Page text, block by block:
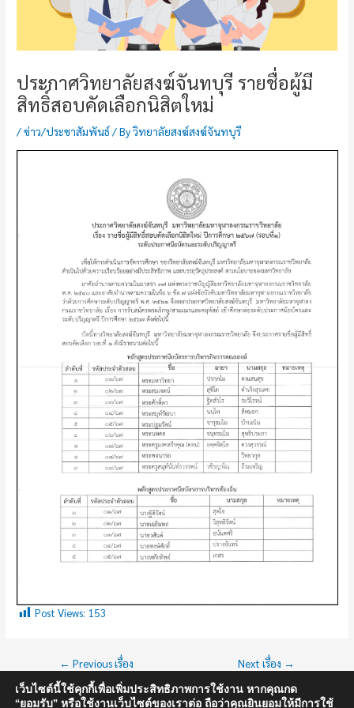
ประกาศวิทยาลัยสงฆ์จันทบุรี รายชื่อผู้มี
สิทธิ์สอบคัดเลือกนิสิตใหม่
/ข่าว/ประชาสัมพันธ์/ Byวิทยาลัยสงฆ์สงฆ์จันทบุรี
Post Views: 153
← Previous เรื่อง Next เรื่อง →
เว็บไซต์นี้ใช้คุกกี้เพื่อเพิ่มประสิทธิภาพการใช้งาน หากคุณกด
“ยอมรับ” หรือใช้งานเว็บไซต์ของเราต่อ ถือว่าคุณยินยอมให้มีการใช้